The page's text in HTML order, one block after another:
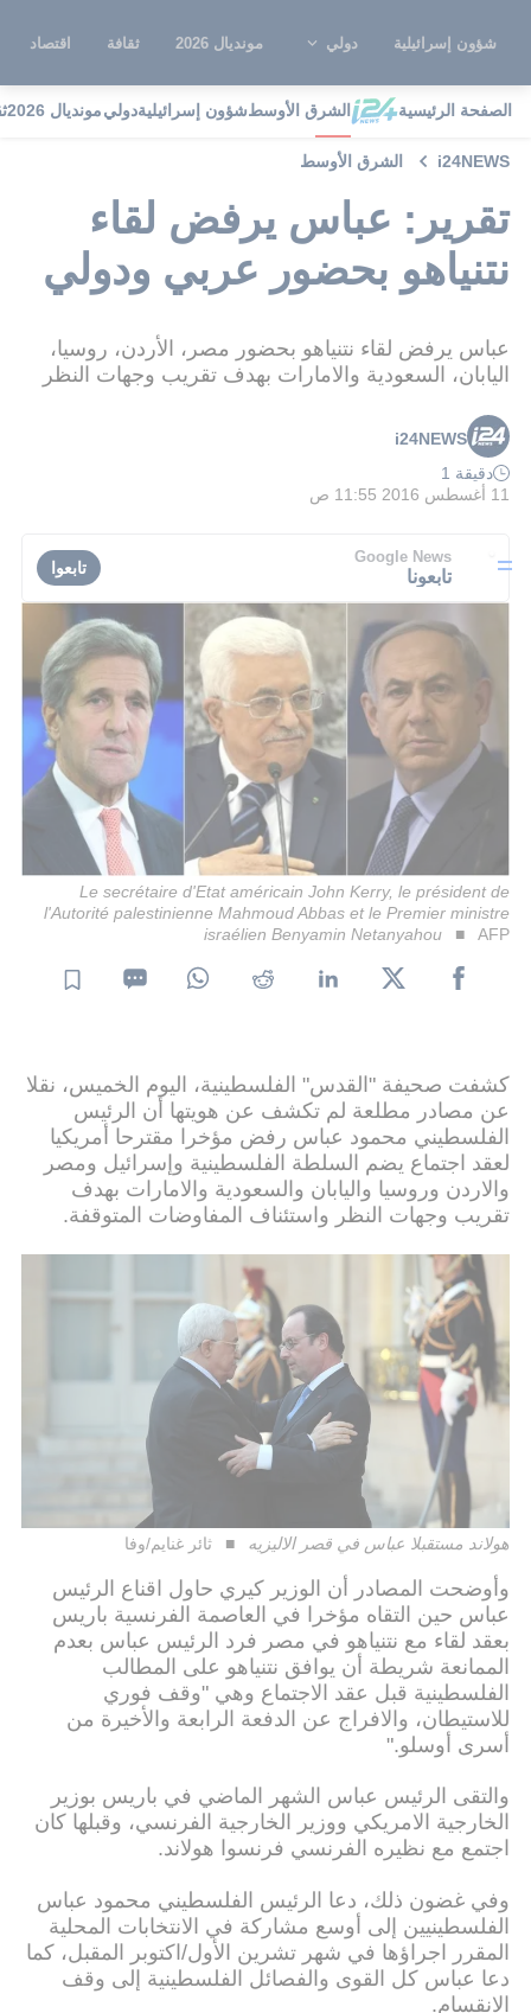
شؤون إسرائيلية دولي مونديال 2026 ثقافة اقتصاد
الصفحة الرئيسية الشرق الأوسطشؤون إسرائيليةدوليمونديال 2026
i24NEWS الشرق الأوسط
تقرير: عباس يرفض لقاء
نتنياهو بحضور عربي ودولي
عباس يرفض لقاء نتنياهو بحضور مصر، الأردن، روسيا،
اليابان، السعودية والامارات بهدف تقريب وجهات النظر
i24NEWS
دقيقة 1
11 أغسطس 2016 11:55 ص
Google News
تابعونا تابعوا
Le secrétaire d'Etat américain John Kerry, le président de
l'Autorité palestinienne Mahmoud Abbas et le Premier ministre
israélien Benyamin Netanyahou
AFP
كشفت صحيفة "القدس" الفلسطينية، اليوم الخميس، نقلا
عن مصادر مطلعة لم تكشف عن هويتها أن الرئيس
الفلسطيني محمود عباس رفض مؤخرا مقترحا أمريكيا
لعقد اجتماع يضم السلطة الفلسطينية وإسرائيل ومصر
والاردن وروسيا واليابان والسعودية والامارات بهدف
تقريب وجهات النظر واستئناف المفاوضات المتوقفة.
هولاند مستقبلا عباس في قصر الاليزيه ثائر غنايم/وفا
وأوضحت المصادر أن الوزير كيري حاول اقناع الرئيس
عباس حين التقاه مؤخرا في العاصمة الفرنسية باريس
بعقد لقاء مع نتنياهو في مصر فرد الرئيس عباس بعدم
الممانعة شريطة أن يوافق نتنياهو على المطالب
الفلسطينية قبل عقد الاجتماع وهي "وقف فوري
للاستيطان، والافراج عن الدفعة الرابعة والأخيرة من
أسرى أوسلو."
والتقى الرئيس عباس الشهر الماضي في باريس بوزير
الخارجية الامريكي ووزير الخارجية الفرنسي، وقبلها كان
اجتمع مع نظيره الفرنسي فرنسوا هولاند.
وفي غضون ذلك، دعا الرئيس الفلسطيني محمود عباس
الفلسطينيين إلى أوسع مشاركة في الانتخابات المحلية
المقرر اجراؤها في شهر تشرين الأول/اكتوبر المقبل، كما
دعا عباس كل القوى والفصائل الفلسطينية إلى وقف
الانقسام.